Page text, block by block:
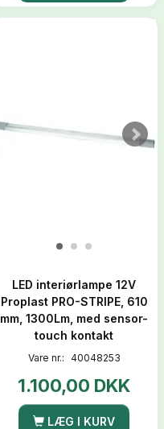
LED interiørlampe 12V
Proplast PRO-STRIPE, 610
mm, 1300Lm, med sensor-
touch kontakt
Vare nr.: 40048253
1.100,00 DKK
LÆG I KURV